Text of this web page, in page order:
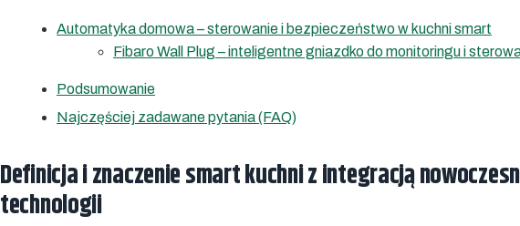
Automatyka domowa – sterowanie i bezpieczeństwo w kuchni smart
Fibaro Wall Plug – inteligentne gniazdko do monitoringu i
Podsumowanie
Najczęściej zadawane pytania (FAQ)
Definicja i znaczenie smart kuchni z integracją
technologii